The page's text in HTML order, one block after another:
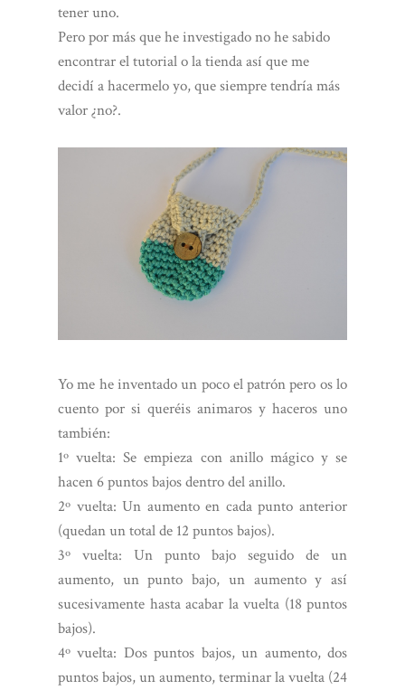
tener uno.
Pero por más que he investigado no he sabido
encontrar el tutorial o la tienda así que me
decidí a hacermelo yo, que siempre tendría más
valor ¿no?.
Yo me he inventado un poco el patrón pero os lo
cuento por si queréis animaros y haceros uno
también:
1º vuelta: Se empieza con anillo mágico y se
hacen 6 puntos bajos dentro del anillo.
2º vuelta: Un aumento en cada punto anterior
(quedan un total de 12 puntos bajos).
3º vuelta: Un punto bajo seguido de un
aumento, un punto bajo, un aumento y así
sucesivamente hasta acabar la vuelta (18 puntos
bajos).
4º vuelta: Dos puntos bajos, un aumento, dos
puntos bajos, un aumento, terminar la vuelta (24